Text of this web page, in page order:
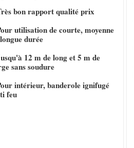
bon rapport qualité prix
utilisation de courte, moyenne
durée
12 m de long et 5 m de
sans soudure
intérieur, banderole ignifugé
feu